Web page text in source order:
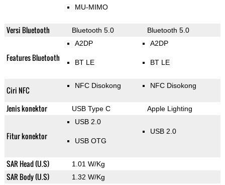
MU-MIMO
Versi Bluetooth Bluetooth 5.0 Bluetooth 5.0
Features Bluetooth
A2DP
BT LE
A2DP
BT LE
Ciri NFC NFC Disokong NFC Disokong
Jenis konektor USB Type C Apple Lighting
Fitur konektor
USB 2.0
USB OTG
USB 2.0
SAR Head (U.S) 1.01 W/Kg
SAR Body (U.S) 1.32 W/Kg